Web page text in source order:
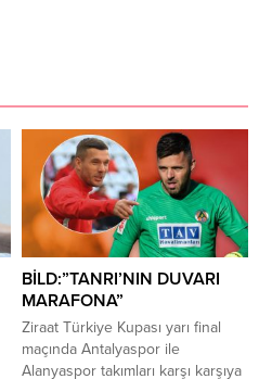
BİLD:”TANRI’NIN DUVARI
MARAFONA”
Ziraat Türkiye Kupası yarı final
maçında Antalyaspor ile
Alanyaspor takımları karşı karşıya